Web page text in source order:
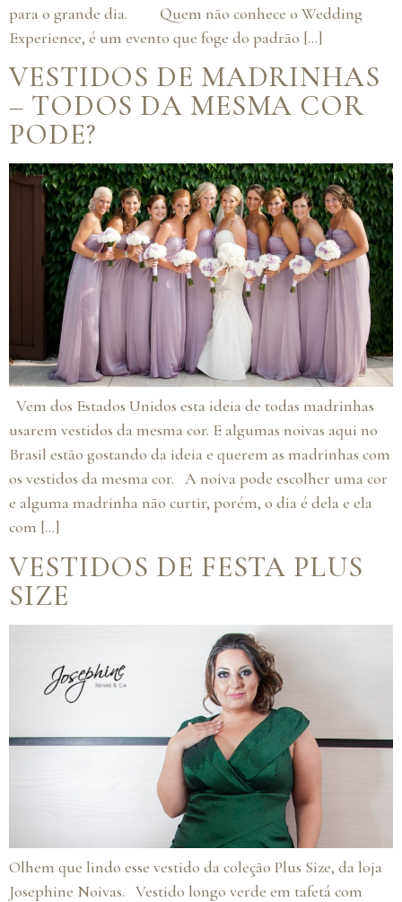
para o grande dia. Quem não conhece o Wedding
Experience, é um evento que foge do padrão […]
VESTIDOS DE MADRINHAS
– TODOS DA MESMA COR
PODE?
Vem dos Estados Unidos esta ideia de todas madrinhas
usarem vestidos da mesma cor. E algumas noivas aqui no
Brasil estão gostando da ideia e querem as madrinhas com
os vestidos da mesma cor. A noiva pode escolher uma cor
e alguma madrinha não curtir, porém, o dia é dela e ela
com […]
VESTIDOS DE FESTA PLUS
SIZE
Olhem que lindo esse vestido da coleção Plus Size, da loja
Josephine Noivas. Vestido longo verde em tafetá com